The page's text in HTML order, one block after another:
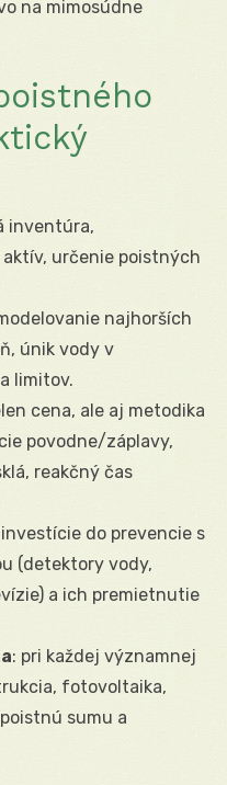
na mimosúdne
inventúra,
určenie poistných
najhorších
únik vody v
limitov.
cena, ale aj metodika
povodne/záplavy,
reakčný čas
investície do prevencie s
(detektory vody,
a ich premietnutie
: pri každej významnej
fotovoltaika,
sumu a